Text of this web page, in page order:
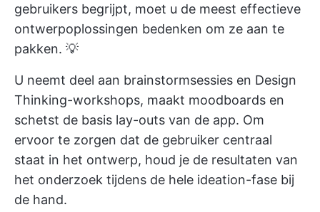
gebruikers begrijpt, moet u de meest effectieve
ontwerpoplossingen bedenken om ze aan te
pakken. 💡
U neemt deel aan brainstormsessies en Design
Thinking-workshops, maakt moodboards en
schetst de basis lay-outs van de app. Om
ervoor te zorgen dat de gebruiker centraal
staat in het ontwerp, houd je de resultaten van
het onderzoek tijdens de hele ideation-fase bij
de hand.